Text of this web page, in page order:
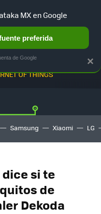
OF THINGS
Samsung Xiaomi LG
si te
de
Dekoda
×
MX en Google
preferida
de Google